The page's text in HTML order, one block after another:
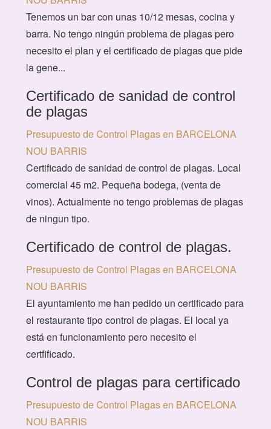
Tenemos un bar con unas 10/12 mesas, cocina y
barra. No tengo ningún problema de plagas pero
necesito el plan y el certificado de plagas que pide
la gene...
Certificado de sanidad de control
de plagas
Presupuesto de Control Plagas en BARCELONA
NOU BARRIS
Certificado de sanidad de control de plagas. Local
comercial 45 m2. Pequeña bodega, (venta de
vinos). Actualmente no tengo problemas de plagas
de ningun tipo.
Certificado de control de plagas.
Presupuesto de Control Plagas en BARCELONA
NOU BARRIS
El ayuntamiento me han pedido un certificado para
el restaurante tipo control de plagas. El local ya
está en funcionamiento pero necesito el
certfificado.
Control de plagas para certificado
Presupuesto de Control Plagas en BARCELONA
NOU BARRIS